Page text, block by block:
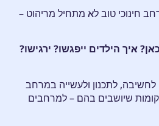
חינוכי טוב לא מתחיל מריהוט –
איך הילדים ייפגשו? ירגישו?
לחשיבה, לתכנון ולעשייה במרחב
שיושבים בהם – למרחבים